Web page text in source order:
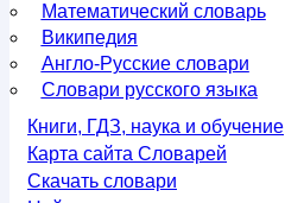
Математический словарь
Википедия
Англо-Русские словари
Словари русского языка
Книги, ГДЗ, наука и обучение
Карта сайта Словарей
Скачать словари